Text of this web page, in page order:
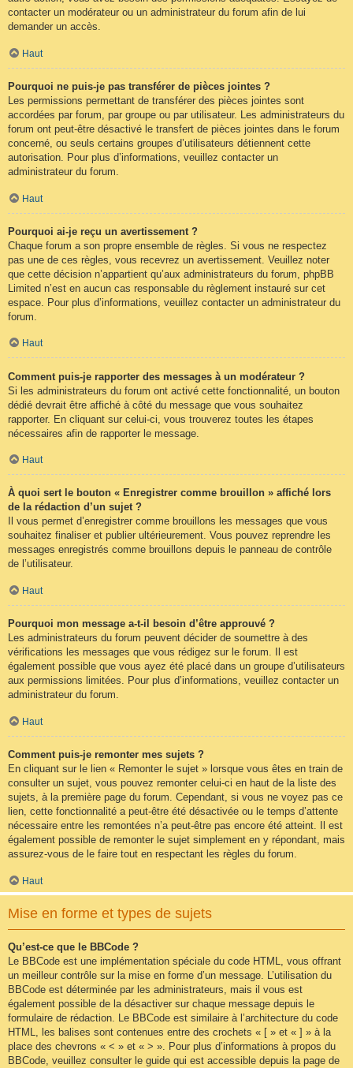
contacter un modérateur ou un administrateur du forum afin de lui
demander un accès.
Haut
Pourquoi ne puis-je pas transférer de pièces jointes ?
Les permissions permettant de transférer des pièces jointes sont
accordées par forum, par groupe ou par utilisateur. Les administrateurs du
forum ont peut-être désactivé le transfert de pièces jointes dans le forum
concerné, ou seuls certains groupes d’utilisateurs détiennent cette
autorisation. Pour plus d’informations, veuillez contacter un
administrateur du forum.
Haut
Pourquoi ai-je reçu un avertissement ?
Chaque forum a son propre ensemble de règles. Si vous ne respectez
pas une de ces règles, vous recevrez un avertissement. Veuillez noter
que cette décision n’appartient qu’aux administrateurs du forum, phpBB
Limited n’est en aucun cas responsable du règlement instauré sur cet
espace. Pour plus d’informations, veuillez contacter un administrateur du
forum.
Haut
Comment puis-je rapporter des messages à un modérateur ?
Si les administrateurs du forum ont activé cette fonctionnalité, un bouton
dédié devrait être affiché à côté du message que vous souhaitez
rapporter. En cliquant sur celui-ci, vous trouverez toutes les étapes
nécessaires afin de rapporter le message.
Haut
À quoi sert le bouton « Enregistrer comme brouillon » affiché lors
de la rédaction d’un sujet ?
Il vous permet d’enregistrer comme brouillons les messages que vous
souhaitez finaliser et publier ultérieurement. Vous pouvez reprendre les
messages enregistrés comme brouillons depuis le panneau de contrôle
de l’utilisateur.
Haut
Pourquoi mon message a-t-il besoin d’être approuvé ?
Les administrateurs du forum peuvent décider de soumettre à des
vérifications les messages que vous rédigez sur le forum. Il est
également possible que vous ayez été placé dans un groupe d’utilisateurs
aux permissions limitées. Pour plus d’informations, veuillez contacter un
administrateur du forum.
Haut
Comment puis-je remonter mes sujets ?
En cliquant sur le lien « Remonter le sujet » lorsque vous êtes en train de
consulter un sujet, vous pouvez remonter celui-ci en haut de la liste des
sujets, à la première page du forum. Cependant, si vous ne voyez pas ce
lien, cette fonctionnalité a peut-être été désactivée ou le temps d’attente
nécessaire entre les remontées n’a peut-être pas encore été atteint. Il est
également possible de remonter le sujet simplement en y répondant, mais
assurez-vous de le faire tout en respectant les règles du forum.
Haut
Mise en forme et types de sujets
Qu’est-ce que le BBCode ?
Le BBCode est une implémentation spéciale du code HTML, vous offrant
un meilleur contrôle sur la mise en forme d’un message. L’utilisation du
BBCode est déterminée par les administrateurs, mais il vous est
également possible de la désactiver sur chaque message depuis le
formulaire de rédaction. Le BBCode est similaire à l’architecture du code
HTML, les balises sont contenues entre des crochets « [ » et « ] » à la
place des chevrons « < » et « > ». Pour plus d’informations à propos du
BBCode, veuillez consulter le guide qui est accessible depuis la page de